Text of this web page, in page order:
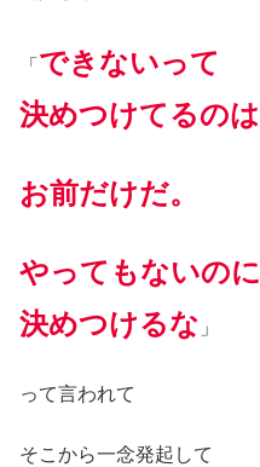
「 できないって
決めつけてるのは
お前だけだ。
やってもないのに
決めつけるな 」
って言われて
そこから一念発起して